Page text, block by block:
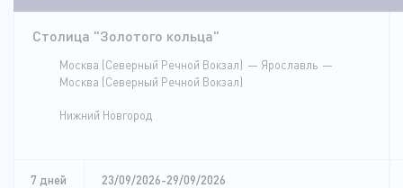
Столица "Золотого кольца"
Москва (Северный Речной Вокзал)
Ярославль
Москва (Северный Речной Вокзал)
Нижний Новгород
7 дней 23/09/2026-29/09/2026